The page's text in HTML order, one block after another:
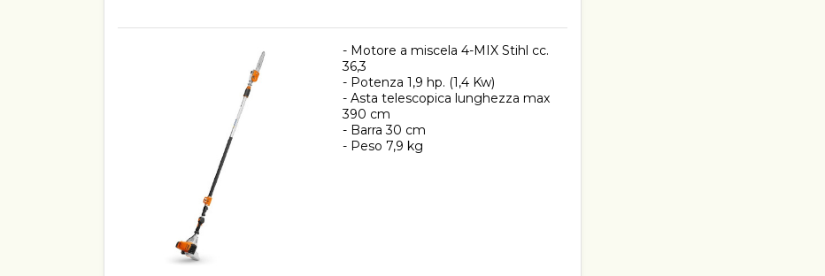
- Motore a miscela 4-MIX Stihl cc.
36,3
- Potenza 1,9 hp. (1,4 Kw)
- Asta telescopica lunghezza max
390 cm
- Barra 30 cm
- Peso 7,9 kg